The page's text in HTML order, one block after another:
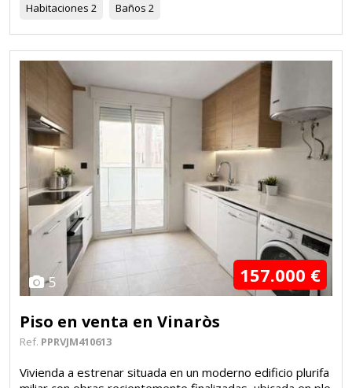
Habitaciones 2 Baños 2
5 157.000 €
Piso en venta en Vinaròs
Ref. PPRVJM410613
Vivienda a estrenar situada en un moderno edificio plurifa